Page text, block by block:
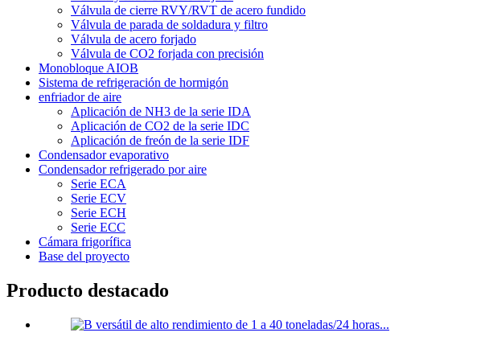
Válvula de cierre RVY/RVT de acero fundido
Válvula de parada de soldadura y filtro
Válvula de acero forjado
Válvula de CO2 forjada con precisión
Monobloque AIOB
Sistema de refrigeración de hormigón
enfriador de aire
Aplicación de NH3 de la serie IDA
Aplicación de CO2 de la serie IDC
Aplicación de freón de la serie IDF
Condensador evaporativo
Condensador refrigerado por aire
Serie ECA
Serie ECV
Serie ECH
Serie ECC
Cámara frigorífica
Base del proyecto
Producto destacado